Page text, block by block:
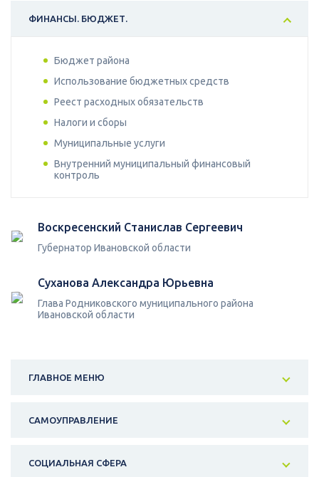
ФИНАНСЫ. БЮДЖЕТ.
Бюджет района
Использование бюджетных средств
Реест расходных обязательств
Налоги и сборы
Муниципальные услуги
Внутренний муниципальный финансовый
контроль
Воскресенский Станислав Сергеевич
Губернатор Ивановской области
Суханова Александра Юрьевна
Глава Родниковского муниципального района
Ивановской области
ГЛАВНОЕ МЕНЮ
САМОУПРАВЛЕНИЕ
СОЦИАЛЬНАЯ СФЕРА